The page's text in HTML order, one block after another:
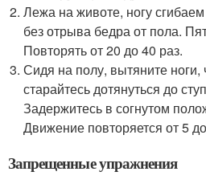
Лежа на животе, ногу
без отрыва бедра от пола.
Повторять от 20 до 40 раз.
Сидя на полу, вытяните ноги,
старайтесь дотянуться до
Задержитесь в согнутом
Движение повторяется от 5
Запрещенные упражнения